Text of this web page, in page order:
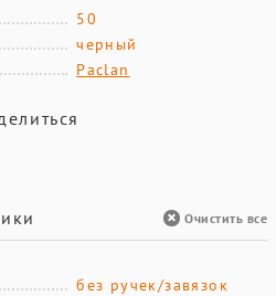
50
черный
Paclan
Очистить все
без ручек/завязок